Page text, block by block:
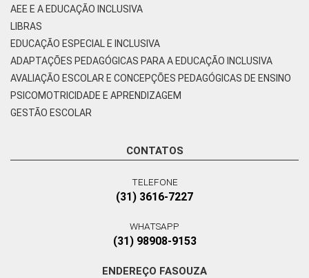
AEE E A EDUCAÇÃO INCLUSIVA
LIBRAS
EDUCAÇÃO ESPECIAL E INCLUSIVA
ADAPTAÇÕES PEDAGÓGICAS PARA A EDUCAÇÃO INCLUSIVA
AVALIAÇÃO ESCOLAR E CONCEPÇÕES PEDAGÓGICAS DE ENSINO
PSICOMOTRICIDADE E APRENDIZAGEM
GESTÃO ESCOLAR
CONTATOS
TELEFONE
(31) 3616-7227
WHATSAPP
(31) 98908-9153
ENDEREÇO FASOUZA